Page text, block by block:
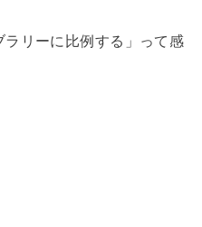
ラリーに比例する」って感